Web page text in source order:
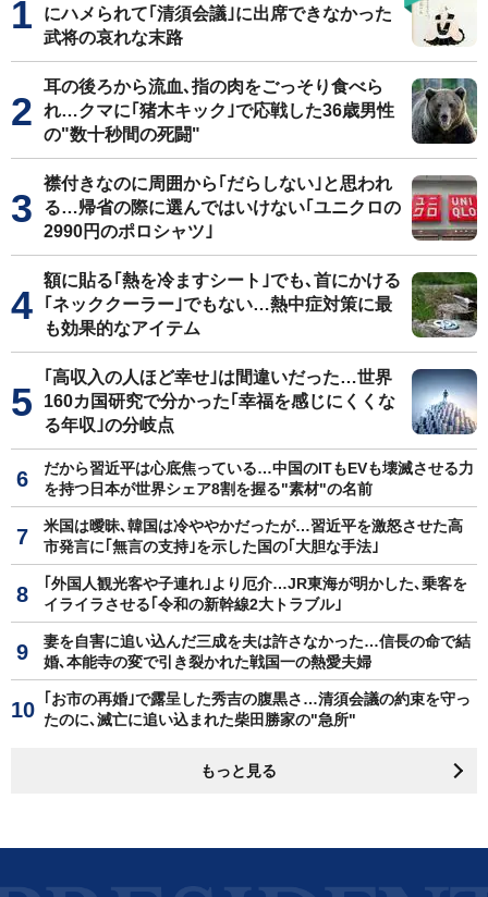
にハメられて｢清須会議｣に出席できなかった
武将の哀れな末路
耳の後ろから流血､指の肉をごっそり食べら
れ…クマに｢猪木キック｣で応戦した36歳男性
の"数十秒間の死闘"
襟付きなのに周囲から｢だらしない｣と思われ
る…帰省の際に選んではいけない｢ユニクロの
2990円のポロシャツ｣
額に貼る｢熱を冷ますシート｣でも､首にかける
｢ネッククーラー｣でもない…熱中症対策に最
も効果的なアイテム
｢高収入の人ほど幸せ｣は間違いだった…世界
160カ国研究で分かった｢幸福を感じにくくな
る年収｣の分岐点
だから習近平は心底焦っている…中国のITもEVも壊滅させる力
を持つ日本が世界シェア8割を握る"素材"の名前
米国は曖昧､韓国は冷ややかだったが…習近平を激怒させた高
市発言に｢無言の支持｣を示した国の｢大胆な手法｣
｢外国人観光客や子連れ｣より厄介…JR東海が明かした､乗客を
イライラさせる｢令和の新幹線2大トラブル｣
妻を自害に追い込んだ三成を夫は許さなかった…信長の命で結
婚､本能寺の変で引き裂かれた戦国一の熱愛夫婦
｢お市の再婚｣で露呈した秀吉の腹黒さ…清須会議の約束を守っ
たのに､滅亡に追い込まれた柴田勝家の"急所"
もっと見る